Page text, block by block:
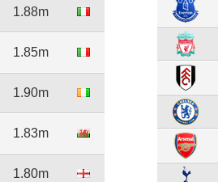
1.88m
1.85m
1.90m
1.83m
1.80m